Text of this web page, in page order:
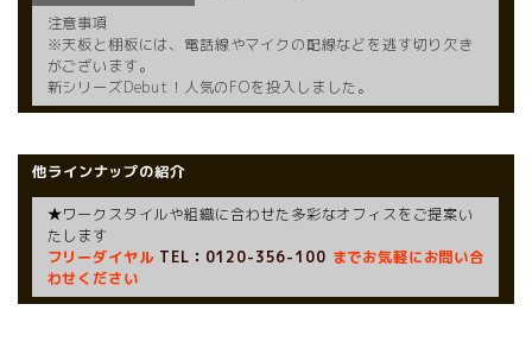
注意事項
※天板と棚板には、電話線やマイクの配線などを逃す切り欠き
がございます。
新シリーズDebut！人気のFOを投入しました。
他ラインナップの紹介
★ワークスタイルや組織に合わせた多彩なオフィスをご提案い
たします
フリーダイヤル TEL：0120-356-100 までお気軽にお問い合
わせください